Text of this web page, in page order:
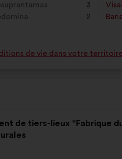
3
2
taip:
:kartų
:
de vie dans votre
de tiers-lieux "Fabrique